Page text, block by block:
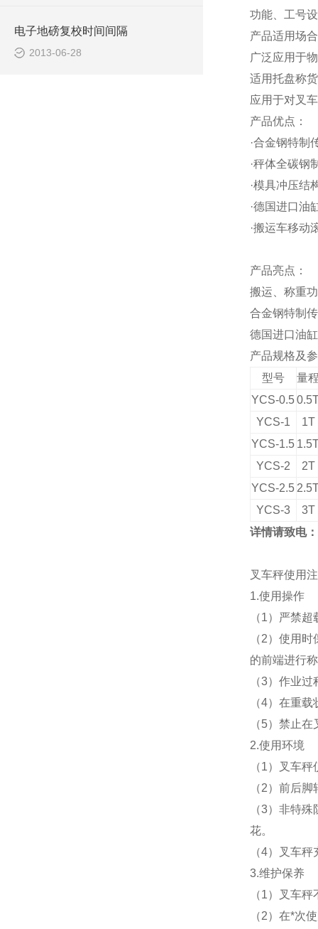
电子地磅复校时间间隔
2013-06-28
功能、工号
产品适用场
广泛应用于
适用托盘称
应用于对叉
产品优点：
·合金钢特制
·秤体全碳钢
·模具冲压结
·德国进口油
·搬运车移动
产品亮点：
搬运、称重
合金钢特制
德国进口油
产品规格及
型号
量
YCS-0.5
YCS-1
1T
YCS-1.5
YCS-2
2T
YCS-2.5
YCS-3
3T
详情请致电
叉车秤使用
1.使用操作
（1）严禁超
（2）使用时
的前端进行
（3）作业过
（4）在重载
（5）禁止在
2.使用环境
（1）叉车秤
（2）前后脚
（3）非特殊
花。
（4）叉车秤
3.维护保养
（1）叉车秤
（2）在*次